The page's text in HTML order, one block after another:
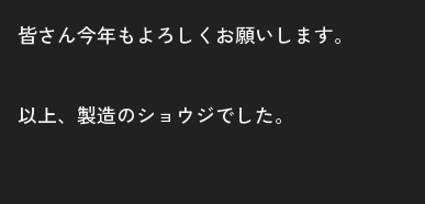
皆さん今年もよろしくお願いします。
以上、製造のショウジでした。